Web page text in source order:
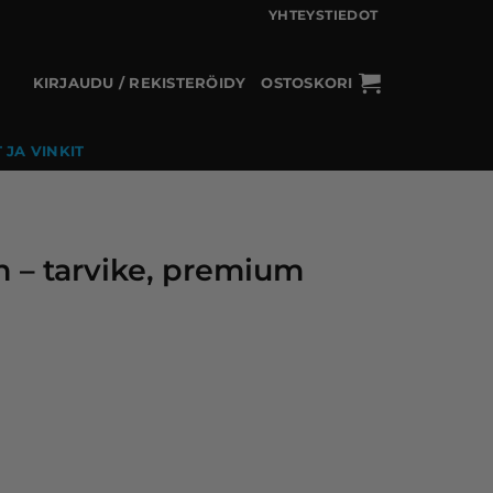
YHTEYSTIEDOT
KIRJAUDU / REKISTERÖIDY OSTOSKORI
JA VINKIT
– tarvike, premium